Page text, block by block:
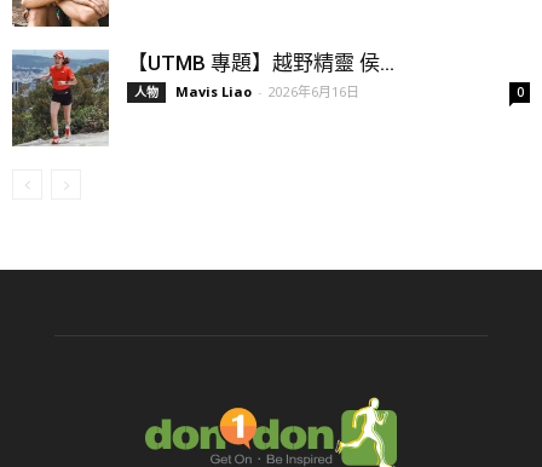
【UTMB 專題】越野精靈 侯...
人物 Mavis Liao - 2026年6月16日 0